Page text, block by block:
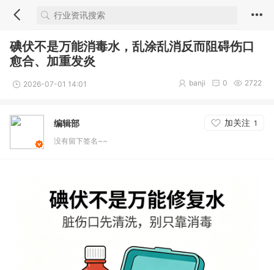
碘伏不是万能消毒水，乱涂乱消反而阻碍伤口
愈合、加重发炎
2026-07-01 14:01 2722
0
banji
编辑部 加关注 1
没有留下签名~~